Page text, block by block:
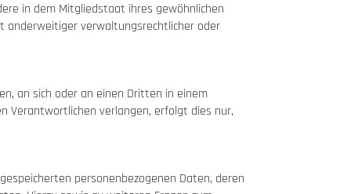
in dem Mitgliedstaat ihres gewöhnlichen
anderweitiger verwaltungsrechtlicher oder
an sich oder an einen Dritten in einem
Verantwortlichen verlangen, erfolgt dies nur,
personenbezogenen Daten, deren